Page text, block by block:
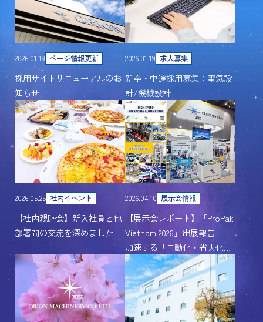
2026.01.19 ページ情報更新
採用サイトリニューアルのお
知らせ
2026.01.19 求人募集
新卒・中途採用募集：電気設
計/機械設計
2026.05.25 社内イベント
【社内親睦会】新入社員と他
部署間の交流を深めました
2026.04.10 展示会情報
【展示会レポート】「ProPak
Vietnam 2026」出展報告 ――
加速する「自動化・省人化…